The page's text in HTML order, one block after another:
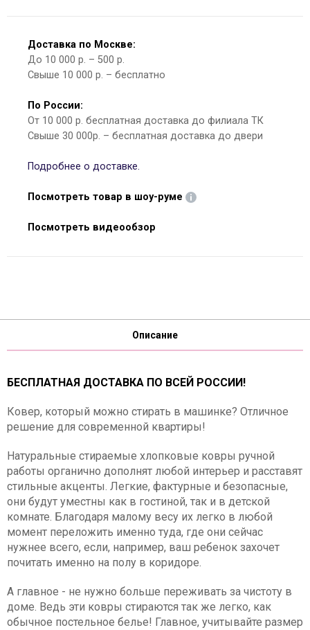
Доставка по Москве:
До 10 000 р. – 500 р.
Свыше 10 000 р. – бесплатно
По России:
От 10 000 р. бесплатная доставка до филиала ТК
Свыше 30 000р. – бесплатная доставка до двери
Подробнее о доставке.
Посмотреть товар в шоу-руме
Посмотреть видеообзор
Описание
БЕСПЛАТНАЯ ДОСТАВКА ПО ВСЕЙ РОССИИ!
Ковер, который можно стирать в машинке? Отличное
решение для современной квартиры!
Натуральные стираемые хлопковые ковры ручной
работы органично дополнят любой интерьер и расставят
стильные акценты. Легкие, фактурные и безопасные,
они будут уместны как в гостиной, так и в детской
комнате. Благодаря малому весу их легко в любой
момент переложить именно туда, где они сейчас
нужнее всего, если, например, ваш ребенок захочет
почитать именно на полу в коридоре.
А главное - не нужно больше переживать за чистоту в
доме. Ведь эти ковры стираются так же легко, как
обычное постельное белье! Главное, учитывайте размер